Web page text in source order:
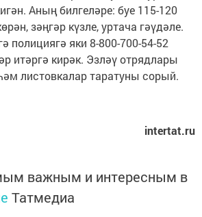
Аның билгеләре: буе 115-120
зәңгәр күзле, уртача гәүдәле.
полициягә яки 8-800-700-54-52
итәргә кирәк. Эзләү отрядлары
листовкалар таратуны сорый.
intertat.ru
важным и интересным в
Татмедиа